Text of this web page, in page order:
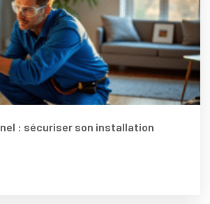
: sécuriser son installation